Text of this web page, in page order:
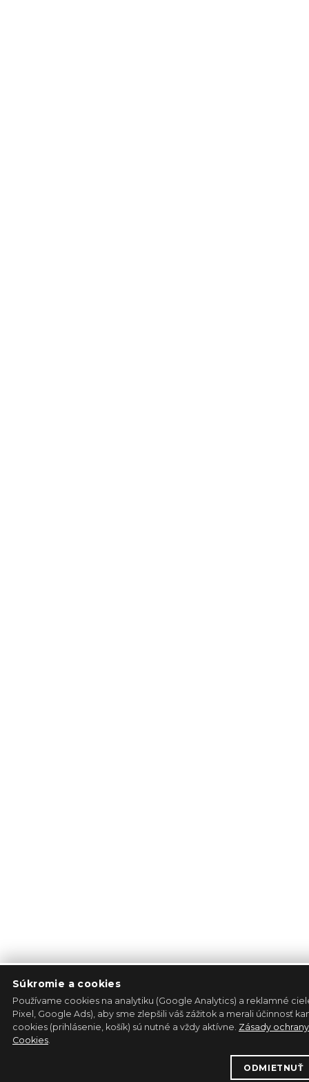
Súkromie a cookies
Používame cookies na analytiku (Google Analytics) a reklamné
Pixel, Google Ads), aby sme zlepšili váš zážitok a merali účinnosť
cookies (prihlásenie, košík) sú nutné a vždy aktívne. Zásady
Cookies.
ODMIETNUŤ